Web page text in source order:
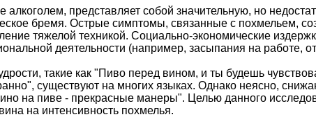
алкоголем, представляет собой значительную, но
бремя. Острые симптомы, связанные с похмельем,
тяжелой техникой. Социально-экономические
деятельности (например, засыпания на работе,
такие как "Пиво перед вином, и ты будешь
существуют на многих языках. Однако неясно,
на пиве - прекрасные манеры". Целью данного
на интенсивность похмелья.